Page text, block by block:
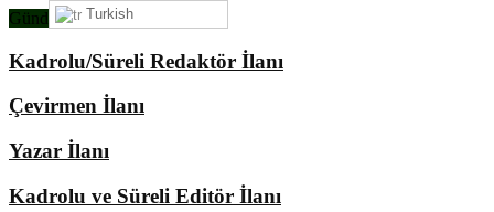
Gündemimizde Ne Var?
Kadrolu/Süreli Redaktör İlanı
Çevirmen İlanı
Yazar İlanı
Kadrolu ve Süreli Editör İlanı
Turkish